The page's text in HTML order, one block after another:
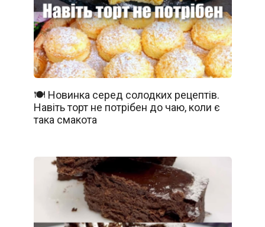
🍽️ Новинка серед солодких рецептів.
Навіть торт не потрібен до чаю, коли є
така смакота